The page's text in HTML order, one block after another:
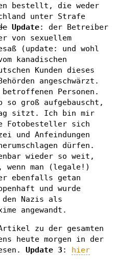
bestellt, die weder
unter Strafe
Update: der Betreiber
von sexuellem
(update: und wohl
kanadischen
Kunden dieses
angeschwärzt.
Personen.
so groß aufgebauscht,
sitzt. Ich bin mir
Fotobesteller sich
und Anfeindungen
dürfen.
wieder so weit,
man (legale!)
ebenfalls getan
und wurde
Nazis als
angewandt.
zu der gesamten
heute morgen in der
Update 3 : hier